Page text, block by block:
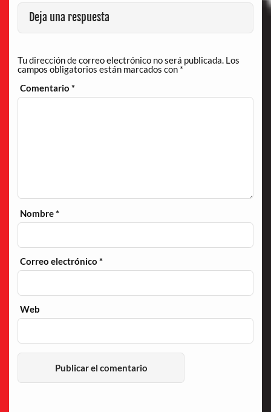
Deja una respuesta
Tu dirección de correo electrónico no será publicada. Los
campos obligatorios están marcados con *
Comentario*
Nombre*
Correo electrónico*
Web